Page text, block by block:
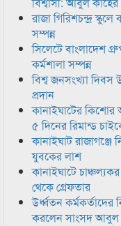
রাজা গিরিশচন্দ্র
সম্পন্ন
সিলেটে বাংলাদেশ
কর্মশালা সম্পন্ন
বিশ্ব জনসংখ্যা
প্রদান
কানাইঘাটের
৫ দিনের রিমান্ড
কানাইঘাট
যুবকের লাশ
কানাইঘাটে
থেকে গ্রেফতার
উর্ধ্বতন কর্মকর্তাদের
করলেন সাংসদ আবুল